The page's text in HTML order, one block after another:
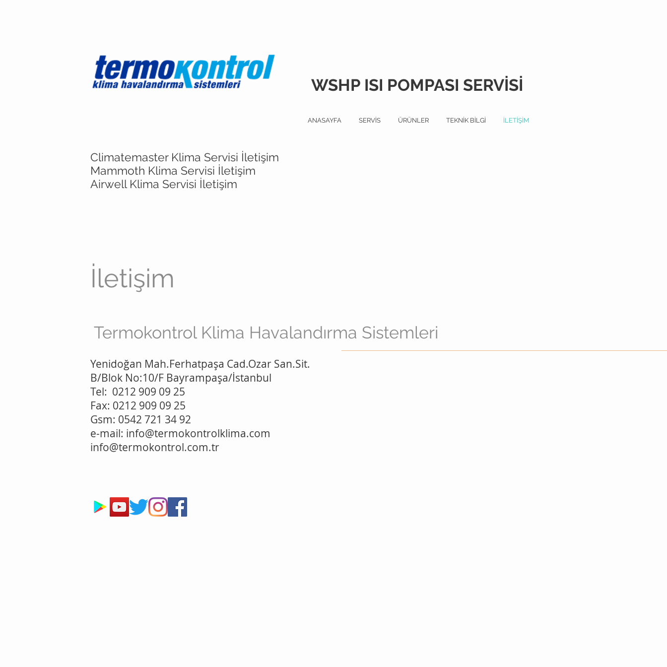
WSHP ISI POMPASI SERVİSİ
ANASAYFA SERVİS ÜRÜNLER TEKNİK BİLGİ İLETİŞİM
Climatemaster Klima Servisi İletişim
Mammoth Klima Servisi İletişim
Airwell Klima Servisi İletişim
İletişim
Termokontrol Klima Havalandırma Sistemleri
Yenidoğan Mah.Ferhatpaşa Cad.Ozar San.Sit.
B/Blok No:10/F Bayrampaşa/İstanbul
Tel: 0212 909 09 25
Fax: 0212 909 09 25
Gsm: 0542 721 34 92
e-mail: info@termokontrolklima.com
info@termokontrol.com.tr